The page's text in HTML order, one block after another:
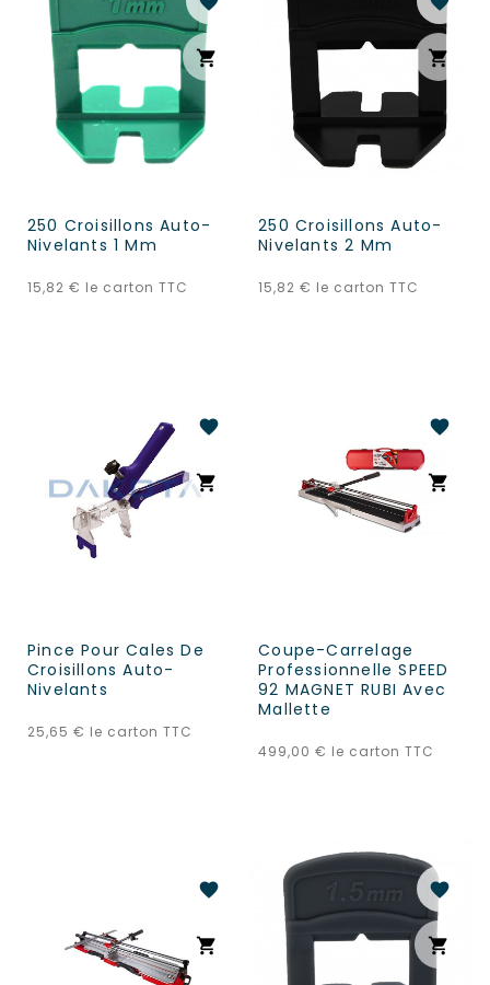
250 Croisillons Auto-
Nivelants 1 Mm
15,82 € le carton TTC
shopping_cart
250 Croisillons Auto-
Nivelants 2 Mm
15,82 € le carton TTC
shopping_cart
Pince Pour Cales De
Croisillons Auto-
Nivelants
25,65 € le carton TTC
favorite
shopping_cart
Coupe-Carrelage
Professionnelle SPEED
92 MAGNET RUBI Avec
Mallette
499,00 € le carton TTC
favorite
shopping_cart
favorite
shopping_cart
favorite
shopping_cart